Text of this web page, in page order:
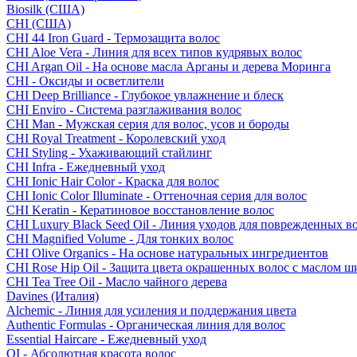
Biosilk (США)
CHI (США)
CHI 44 Iron Guard - Термозащита волос
CHI Aloe Vera - Линия для всех типов кудрявых волос
CHI Argan Oil - На основе масла Арганы и дерева Моринга
CHI - Оксиды и осветлители
CHI Deep Brilliance - Глубокое увлажнение и блеск
CHI Enviro - Система разглаживания волос
CHI Man - Мужская серия для волос, усов и бороды
CHI Royal Treatment - Королевский уход
CHI Styling - Ухаживающий стайлинг
CHI Infra - Ежедневный уход
CHI Ionic Hair Color - Краска для волос
CHI Ionic Color Illuminate - Оттеночная серия для волос
CHI Keratin - Кератиновое восстановление волос
CHI Luxury Black Seed Oil - Линия уходов для поврежденных
CHI Magnified Volume - Для тонких волос
CHI Olive Organics - На основе натуральных ингредиентов
CHI Rose Hip Oil - Защита цвета окрашенных волос с маслом
CHI Tea Tree Oil - Масло чайного дерева
Davines (Италия)
Alchemic - Линия для усиления и поддержания цвета
Authentic Formulas - Органическая линия для волос
Essential Haircare - Eжедневный уход
OI - Абсолютная красота волос